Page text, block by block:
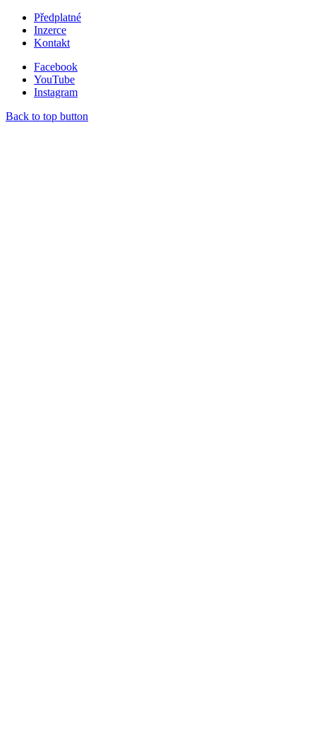
Předplatné
Inzerce
Kontakt
Facebook
YouTube
Instagram
Back to top button